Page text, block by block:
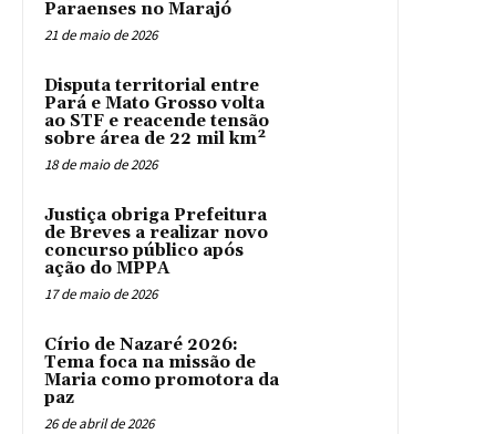
Paraenses no Marajó
21 de maio de 2026
Disputa territorial entre
Pará e Mato Grosso volta
ao STF e reacende tensão
sobre área de 22 mil km²
18 de maio de 2026
Justiça obriga Prefeitura
de Breves a realizar novo
concurso público após
ação do MPPA
17 de maio de 2026
Círio de Nazaré 2026:
Tema foca na missão de
Maria como promotora da
paz
26 de abril de 2026